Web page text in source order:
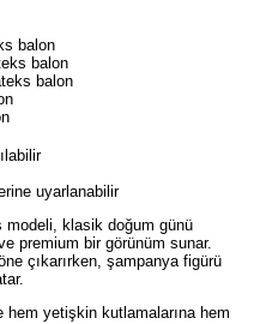
balon
balon
balon
uyarlanabilir
modeli, klasik doğum günü
premium bir görünüm sunar.
çıkarırken, şampanya figürü
yetişkin kutlamalarına hem